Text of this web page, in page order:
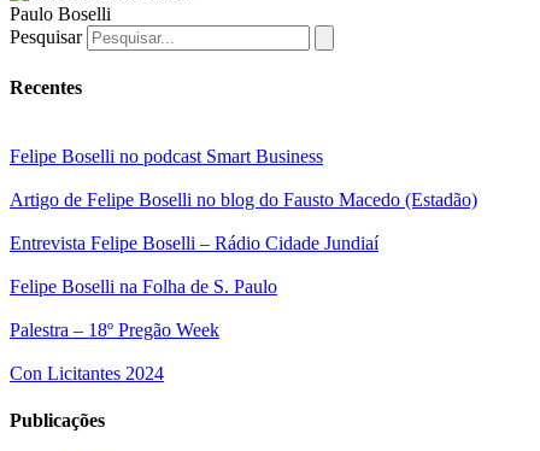
Paulo Boselli
Pesquisar
Recentes
Felipe Boselli no podcast Smart Business
Artigo de Felipe Boselli no blog do Fausto Macedo (Estadão)
Entrevista Felipe Boselli – Rádio Cidade Jundiaí
Felipe Boselli na Folha de S. Paulo
Palestra – 18º Pregão Week
Con Licitantes 2024
Publicações